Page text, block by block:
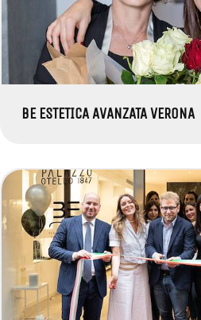
BE ESTETICA AVANZATA VERONA